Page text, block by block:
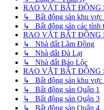
RAO VẶT BẤT ĐỘNG
↳ Bất động sản khu vực
↳ Bất động sản các tỉnh
RAO VẶT BẤT ĐỘNG
↳ Nhà đất Lâm Đồng
↳ Nhà đất Đà Lạt
↳ Nhà đất Bảo Lộc
RAO VẶT BẤT ĐỘNG
↳ Bất động sản khu vực
↳ Bất động sản Quận 1
↳ Bất động sản Quận 3
↳ Bất động sản Quận 4